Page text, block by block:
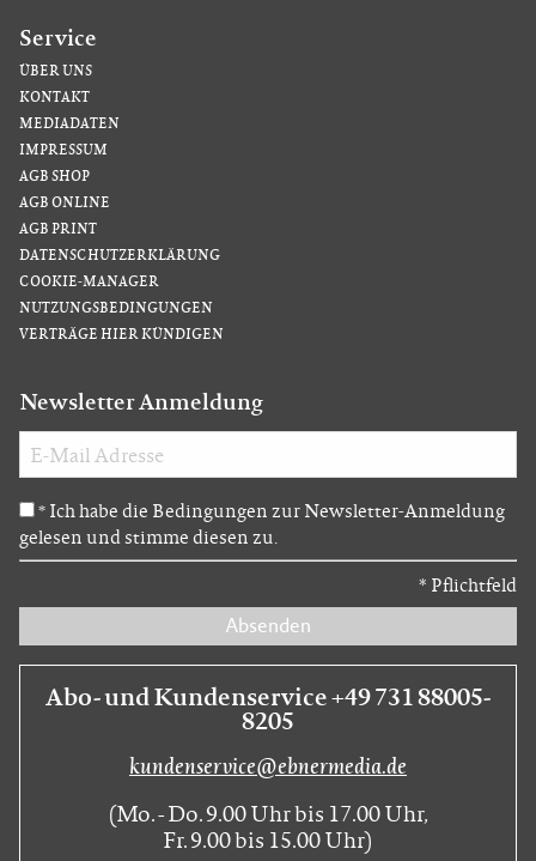
Service
ÜBER UNS
KONTAKT
MEDIADATEN
IMPRESSUM
AGB SHOP
AGB ONLINE
AGB PRINT
DATENSCHUTZERKLÄRUNG
COOKIE-MANAGER
NUTZUNGSBEDINGUNGEN
VERTRÄGE HIER KÜNDIGEN
Newsletter Anmeldung
* Ich habe die Bedingungen zur Newsletter-Anmeldung
gelesen und stimme diesen zu.
* Pflichtfeld
Absenden
Abo- und Kundenservice +49 731 88005-
8205
kundenservice@ebnermedia.de
(Mo. - Do. 9.00 Uhr bis 17.00 Uhr,
Fr. 9.00 bis 15.00 Uhr)